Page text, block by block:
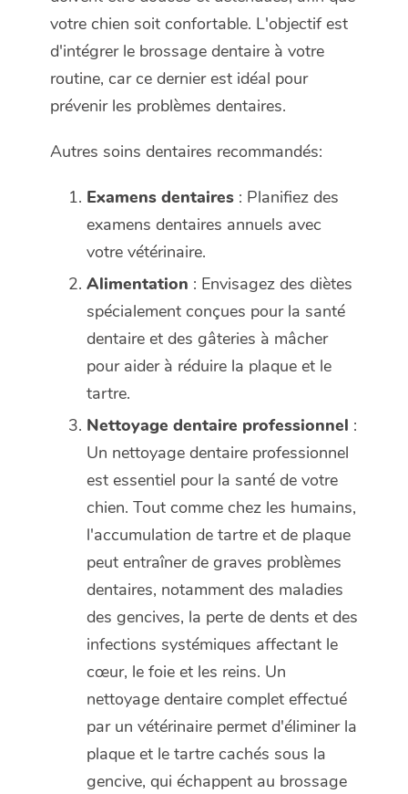
votre chien soit confortable. L'objectif est
d'intégrer le brossage dentaire à votre
routine, car ce dernier est idéal pour
prévenir les problèmes dentaires.
Autres soins dentaires recommandés:
Examens dentaires : Planifiez des
examens dentaires annuels avec
votre vétérinaire.
Alimentation : Envisagez des diètes
spécialement conçues pour la santé
dentaire et des gâteries à mâcher
pour aider à réduire la plaque et le
tartre.
Nettoyage dentaire professionnel :
Un nettoyage dentaire professionnel
est essentiel pour la santé de votre
chien. Tout comme chez les humains,
l'accumulation de tartre et de plaque
peut entraîner de graves problèmes
dentaires, notamment des maladies
des gencives, la perte de dents et des
infections systémiques affectant le
cœur, le foie et les reins. Un
nettoyage dentaire complet effectué
par un vétérinaire permet d'éliminer la
plaque et le tartre cachés sous la
gencive, qui échappent au brossage